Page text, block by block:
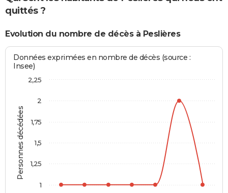
quittés ?
Evolution du nombre de décès à Peslières
Personnes décédées
Données exprimées en nombre de décès (source :
Insee)
1
1,25
1,5
1,75
2
2,25